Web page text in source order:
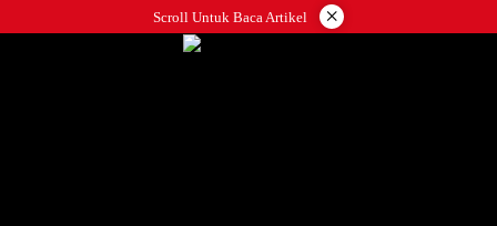
ke
Scroll Untuk Baca Artikel ×